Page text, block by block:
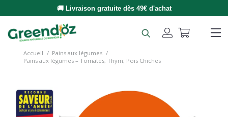
🚚 Livraison gratuite dès 49€ d'achat
Accueil / Pains aux légumes /
Pains aux légumes – Tomates, Thym, Pois Chiches